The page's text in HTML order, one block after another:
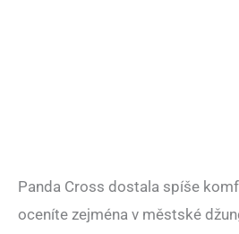
Panda Cross dostala spíše
oceníte zejména v městské